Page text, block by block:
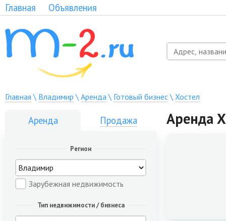
Главная Объявления
Главная \ Владимир \ Аренда\ Готовый бизнес\ Хостел
Аренда Продажа
Регион
Зарубежная недвижимость
Тип недвижимости / бизнеса
Аренда